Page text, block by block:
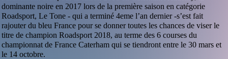
dominante noire en 2017 lors de la première saison en catégorie
Roadsport, Le Tone - qui a terminé 4eme l’an dernier -s’est fait
rajouter du bleu France pour se donner toutes les chances de viser le
titre de champion Roadsport 2018, au terme des 6 courses du
championnat de France Caterham qui se tiendront entre le 30 mars et
le 14 octobre.